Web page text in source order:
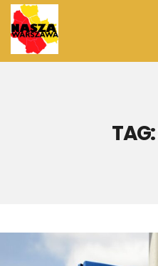
TAG: